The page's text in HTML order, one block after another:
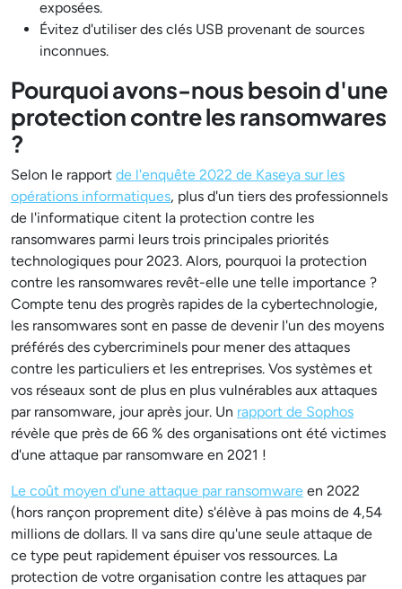
exposées.
Évitez d'utiliser des clés USB provenant de sources
inconnues.
Pourquoi avons-nous besoin d'une
protection contre les ransomwares
?
Selon le rapport de l'enquête 2022 de Kaseya sur les
opérations informatiques, plus d'un tiers des professionnels
de l'informatique citent la protection contre les
ransomwares parmi leurs trois principales priorités
technologiques pour 2023. Alors, pourquoi la protection
contre les ransomwares revêt-elle une telle importance ?
Compte tenu des progrès rapides de la cybertechnologie,
les ransomwares sont en passe de devenir l'un des moyens
préférés des cybercriminels pour mener des attaques
contre les particuliers et les entreprises. Vos systèmes et
vos réseaux sont de plus en plus vulnérables aux attaques
par ransomware, jour après jour. Un rapport de Sophos
révèle que près de 66 % des organisations ont été victimes
d'une attaque par ransomware en 2021 !
Le coût moyen d'une attaque par ransomware en 2022
(hors rançon proprement dite) s'élève à pas moins de 4,54
millions de dollars. Il va sans dire qu'une seule attaque de
ce type peut rapidement épuiser vos ressources. La
protection de votre organisation contre les attaques par